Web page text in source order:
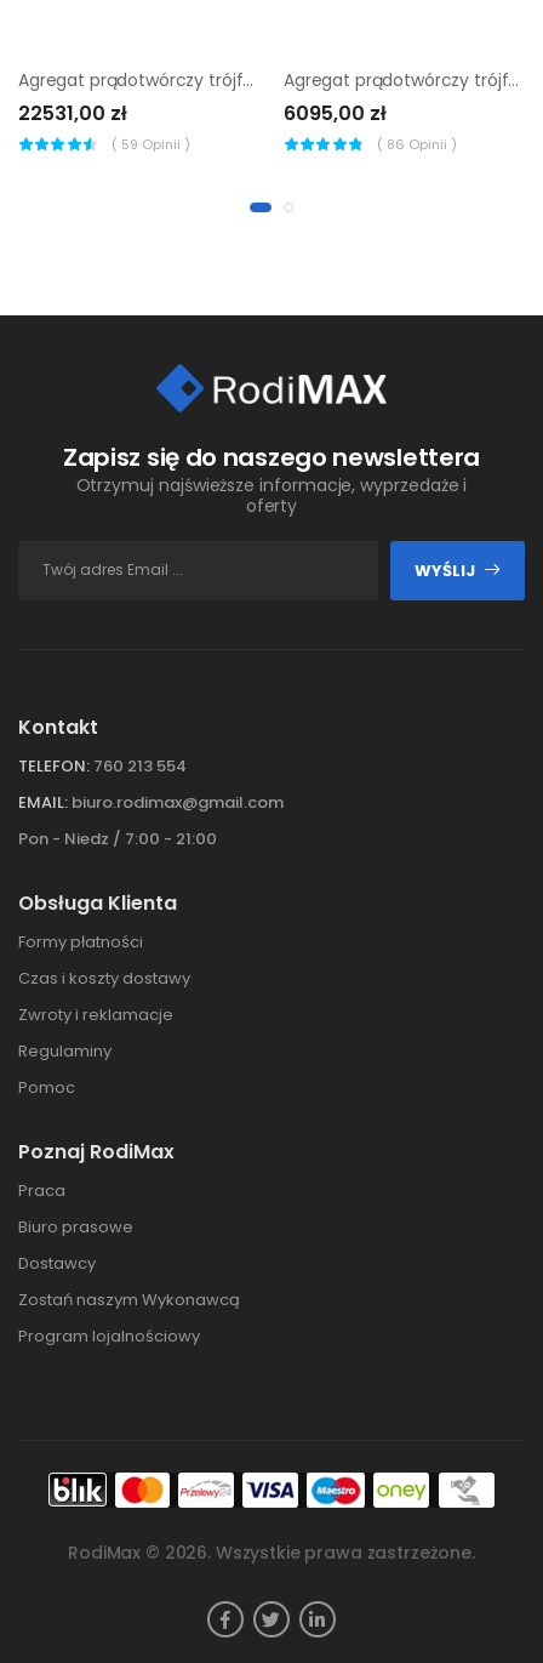
Agregat prądotwórczy trójfazowy Endress ESE 1006 DBS-GT ES
22531,00 zł
( 59 Opinii )
Agregat prądotwórczy trójfazowy Altrad Belle ABGT7700 + AVR
6095,00 zł
( 86 Opinii )
Zapisz się do naszego newslettera
Otrzymuj najświeższe informacje, wyprzedaże i
oferty
WYŚLIJ
Kontakt
TELEFON: 760 213 554
EMAIL: biuro.rodimax@gmail.com
Pon - Niedz / 7:00 - 21:00
Obsługa Klienta
Formy płatności
Czas i koszty dostawy
Zwroty i reklamacje
Regulaminy
Pomoc
Poznaj RodiMax
Praca
Biuro prasowe
Dostawcy
Zostań naszym Wykonawcą
Program lojalnościowy
RodiMax © 2026. Wszystkie prawa zastrzeżone.